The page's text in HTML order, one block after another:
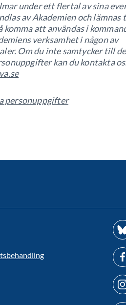
under ett flertal av sina
av Akademien och
att användas i
verksamhet i någon av
Om du inte samtycker till
kan du kontakta
personuppgifter